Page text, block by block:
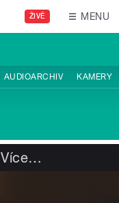
ŽIVĚ MENU
AUDIOARCHIV KAMERY
Více…